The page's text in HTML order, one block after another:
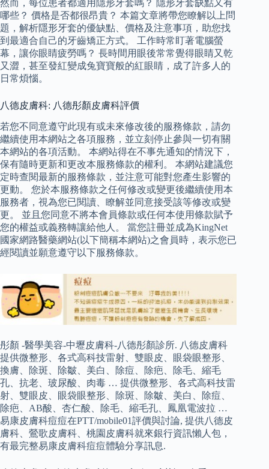
然而，每位患者都適用隱形牙套嗎？ 隱形牙套缺點又有
哪些？ 價格是否都很昂貴？ 本篇文章將帶您瞭解以上問
題，解析隱形牙套的優缺點、價格及注意事項，助您找
到最適合自己的牙齒矯正方式。 工作時常盯著電腦螢
幕，讓你眼睛疲勞嗎？ 長時間用眼後常常覺得眼睛又乾
又澀，甚至發紅變成兔寶寶般的紅眼睛，成了許多人的
日常煩惱。
八德皮膚科: 八德彤顏皮膚科評價
若您不同意遵守此現有或未來修改後的服務條款，請勿
繼續使用本網站之各項服務，並立刻停止參與一切有關
本網站的各項活動。 本網站得在不事先通知的情況下，
保有隨時更新和更改本服務條款的權利。 本網站建議您
定時查閱最新的服務條款，並注意可能對您產生影響的
更動。 您於本服務條款之任何修改或變更後繼續使用本
服務者，視為您已閱讀、瞭解並同意接受該等修改或變
更。 並且您同意不將本會員條款或任何本使用條款賦予
您的權益或義務轉讓給他人。 當您註冊並成為KingNet
國家網路醫藥網站(以下簡稱本網站)之會員時，表示您已
經閱讀並願意遵守以下服務條款。
彤顏 -醫學美容-中壢皮膚科-八德彤顏診所. 八德皮膚科
提供微整形、各式高科技雷射、雙眼皮、眼袋眼整形、
換膚、除斑、除皺、美白、除痘、除疤、除毛、縮毛
孔、抗老、玻尿酸、肉毒 … 提供微整形、各式高科技雷
射、雙眼皮、眼袋眼整形、除斑、除皺、美白、除痘、
除疤、AB酸、杏仁酸、除毛、縮毛孔、鳳凰電波拉 …
易康皮膚科痘痘在PTT/mobile01評價與討論, 提供八德皮
膚科、鶯歌皮膚科、桃園皮膚科就來銀行資訊懶人包，
有最完整易康皮膚科痘痘體驗分享訊息.